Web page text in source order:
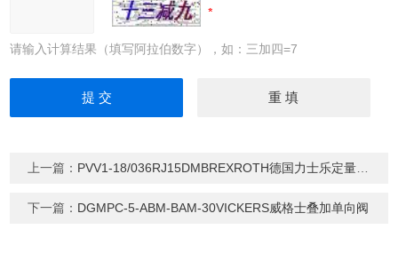
请输入计算结果（填写阿拉伯数字），如：三加四=7
上一篇： PVV1-18/036RJ15DMBREXROTH德国力士乐定量叶片泵
下一篇： DGMPC-5-ABM-BAM-30VICKERS威格士叠加单向阀